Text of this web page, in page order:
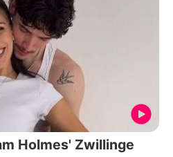
Holmes' Zwillinge